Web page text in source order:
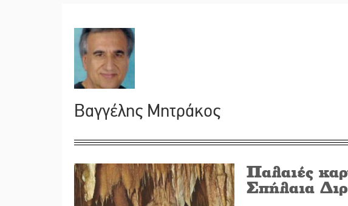
Βαγγέλης Μητράκος
Παλαιές
Σπήλαια